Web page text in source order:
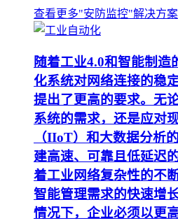
查看更多"安防监控"解决方案
随着工业4.0和智能制
化系统对网络连接的稳
提出了更高的要求。无
系统的需求，还是应对
（IIoT）和大数据分析
建高速、可靠且低延迟
着工业网络复杂性的不
智能管理需求的快速增
情况下，企业必须以更